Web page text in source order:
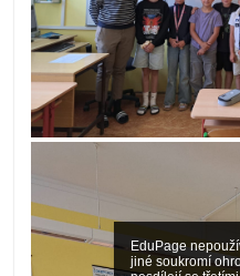
EduPage
jiné soukromí